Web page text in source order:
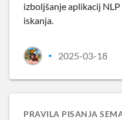
izboljšanje aplikacij
iskanja.
• 2025-03-18
PRAVILA PISANJA